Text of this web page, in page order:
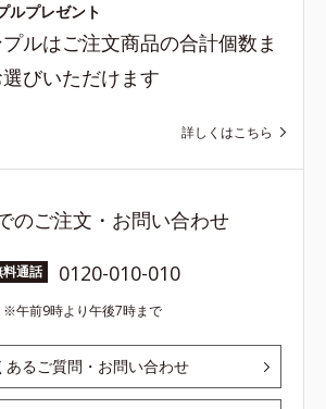
ルプレゼント
ルはご注文商品の合計個数ま
びいただけます
詳しくはこちら
のご注文・お問い合わせ
料通話 0120-010-010
午前9時より午後7時まで
あるご質問・お問い合わせ